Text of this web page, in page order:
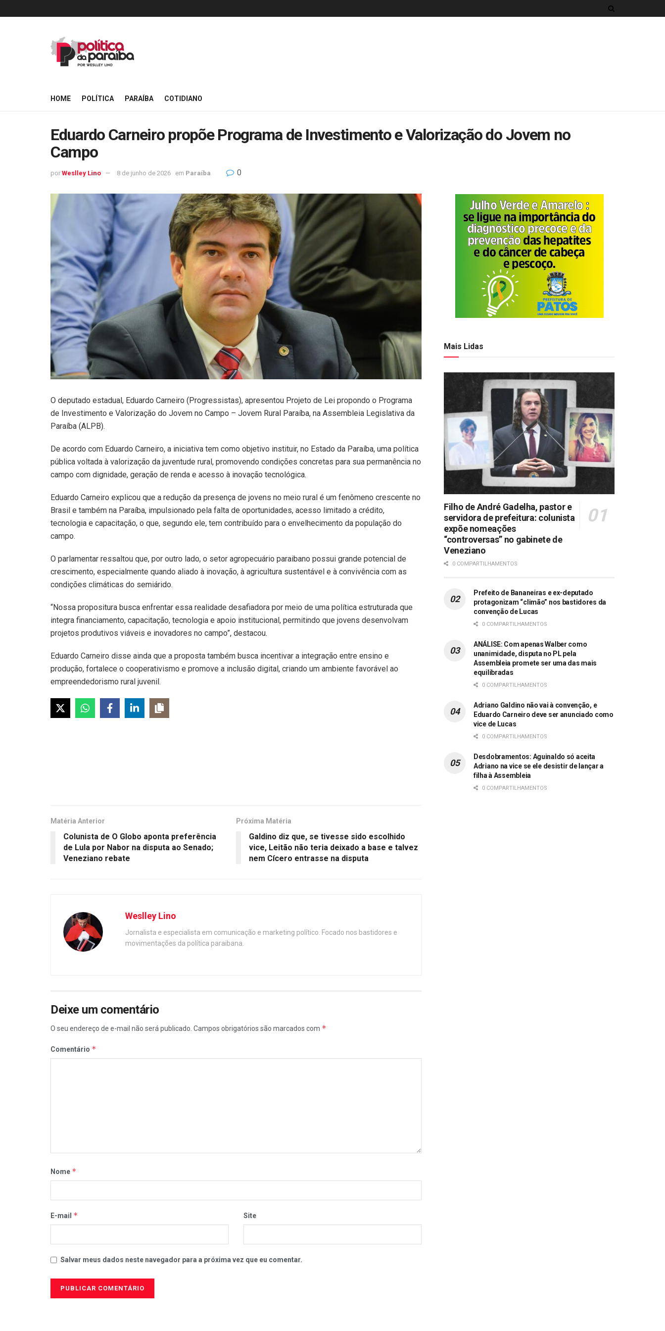
HOME POLÍTICA PARAÍBA COTIDIANO
Eduardo Carneiro propõe Programa de Investimento e Valorização do Jovem no
Campo
por Weslley Lino 8 de junho de 2026 em Paraíba 0
O deputado estadual, Eduardo Carneiro (Progressistas), apresentou Projeto de Lei propondo o Programa
de Investimento e Valorização do Jovem no Campo – Jovem Rural Paraíba, na Assembleia Legislativa da
Paraíba (ALPB).
De acordo com Eduardo Carneiro, a iniciativa tem como objetivo instituir, no Estado da Paraíba, uma política
pública voltada à valorização da juventude rural, promovendo condições concretas para sua permanência no
campo com dignidade, geração de renda e acesso à inovação tecnológica.
Eduardo Carneiro explicou que a redução da presença de jovens no meio rural é um fenômeno crescente no
Brasil e também na Paraíba, impulsionado pela falta de oportunidades, acesso limitado a crédito,
tecnologia e capacitação, o que, segundo ele, tem contribuído para o envelhecimento da população do
campo.
O parlamentar ressaltou que, por outro lado, o setor agropecuário paraibano possui grande potencial de
crescimento, especialmente quando aliado à inovação, à agricultura sustentável e à convivência com as
condições climáticas do semiárido.
“Nossa propositura busca enfrentar essa realidade desafiadora por meio de uma política estruturada que
integra financiamento, capacitação, tecnologia e apoio institucional, permitindo que jovens desenvolvam
projetos produtivos viáveis e inovadores no campo”, destacou.
Eduardo Carneiro disse ainda que a proposta também busca incentivar a integração entre ensino e
produção, fortalece o cooperativismo e promove a inclusão digital, criando um ambiente favorável ao
empreendedorismo rural juvenil.
Matéria Anterior
Colunista de O Globo aponta preferência
de Lula por Nabor na disputa ao Senado;
Veneziano rebate
Próxima Matéria
Galdino diz que, se tivesse sido escolhido
vice, Leitão não teria deixado a base e talvez
nem Cícero entrasse na disputa
Weslley Lino
Jornalista e especialista em comunicação e marketing político. Focado nos bastidores e
movimentações da política paraibana.
Deixe um comentário
O seu endereço de e-mail não será publicado. Campos obrigatórios são marcados com *
Comentário *
Nome *
E-mail * Site
Salvar meus dados neste navegador para a próxima vez que eu comentar.
Mais Lidas
Filho de André Gadelha, pastor e
servidora de prefeitura: colunista
expõe nomeações
“controversas” no gabinete de
Veneziano
0 COMPARTILHAMENTOS
Prefeito de Bananeiras e ex-deputado
protagonizam “climão” nos bastidores da
convenção de Lucas
0 COMPARTILHAMENTOS
ANÁLISE: Com apenas Walber como
unanimidade, disputa no PL pela
Assembleia promete ser uma das mais
equilibradas
0 COMPARTILHAMENTOS
Adriano Galdino não vai à convenção, e
Eduardo Carneiro deve ser anunciado como
vice de Lucas
0 COMPARTILHAMENTOS
Desdobramentos: Aguinaldo só aceita
Adriano na vice se ele desistir de lançar a
filha à Assembleia
0 COMPARTILHAMENTOS